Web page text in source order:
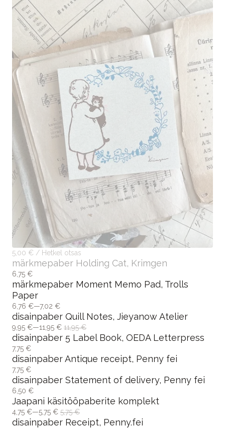
5,00 € / Hetkel otsas
märkmepaber Holding Cat, Krimgen
6,75 €
märkmepaber Moment Memo Pad, Trolls
Paper
6,76 €—7,02 €
disainpaber Quill Notes, Jieyanow Atelier
9,95 €—11,95 € 11,95 €
disainpaber 5 Label Book, OEDA Letterpress
7,75 €
disainpaber Antique receipt, Penny fei
7,75 €
disainpaber Statement of delivery, Penny fei
6,50 €
Jaapani käsitööpaberite komplekt
4,75 €—5,75 € 5,75 €
disainpaber Receipt, Penny.fei